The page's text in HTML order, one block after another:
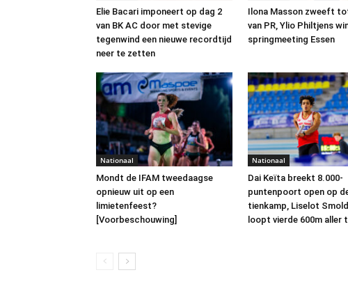
Elie Bacari imponeert op dag 2
van BK AC door met stevige
tegenwind een nieuwe recordtijd
neer te zetten
Ilona Masson zweeft
van PR, Ylio Philtjens
springmeeting Essen
Nationaal
Mondt de IFAM tweedaagse
opnieuw uit op een
limietenfeest?
[Voorbeschouwing]
Nationaal
Dai Keïta breekt 8.000-
puntenpoort open op
tienkamp, Liselot
loopt vierde 600m aller